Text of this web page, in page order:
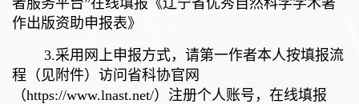
者服务平台”在线填报《辽宁省优秀自然科学学术著
作出版资助申报表》
3.采用网上申报方式，请第一作者本人按填报流
程（见附件）访问省科协官网
（https://www.lnast.net/）注册个人账号，在线填报